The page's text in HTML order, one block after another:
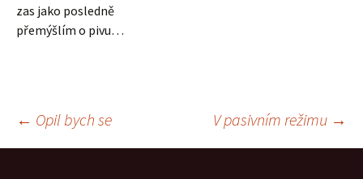
zas jako posledně
přemýšlím o pivu…
Navigace
← Opil bych se V pasivním režimu →